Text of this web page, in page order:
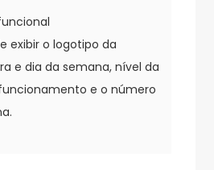
exibir o logotipo da
e dia da semana, nível da
e o número